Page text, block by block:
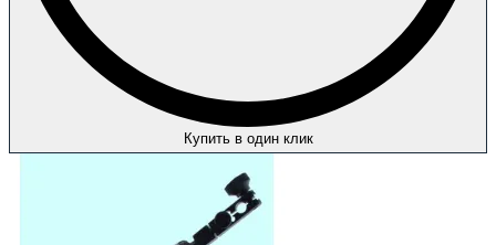
Купить в один клик